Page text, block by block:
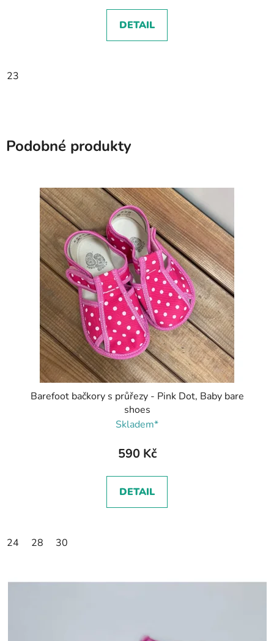
DETAIL
23
Podobné produkty
Barefoot bačkory s průřezy - Pink Dot, Baby bare
shoes
Skladem*
590 Kč
DETAIL
24 28 30